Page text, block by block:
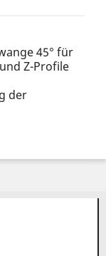
45° für
Z-Profile
der